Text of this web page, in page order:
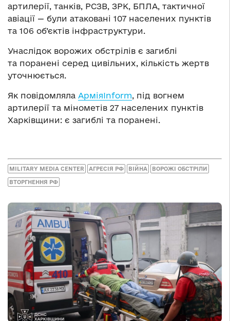
артилерії, танків, РСЗВ, ЗРК, БПЛА, тактичної
авіації — були атаковані 107 населених пунктів
та 106 об’єктів інфраструктури.
Унаслідок ворожих обстрілів є загиблі
та поранені серед цивільних, кількість жертв
уточнюється.
Як повідомляла АрміяInform, під вогнем
артилерії та мінометів 27 населених пунктів
Харківщини: є загиблі та поранені.
MILITARY MEDIA CENTER АГРЕСІЯ РФ ВІЙНА ВОРОЖІ ОБСТРІЛИ
ВТОРГНЕННЯ РФ